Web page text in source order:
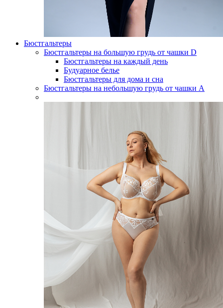
Бюстгальтеры
Бюстгальтеры на большую грудь от чашки D
Бюстгальтеры на каждый день
Будуарное белье
Бюстгальтеры для дома и сна
Бюстгальтеры на небольшую грудь от чашки А